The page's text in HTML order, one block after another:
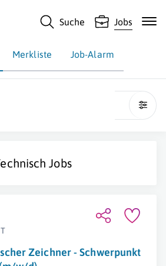
Suche Jobs
Merkliste Job-Alarm
Jobs
Zeichner - Schwerpunkt